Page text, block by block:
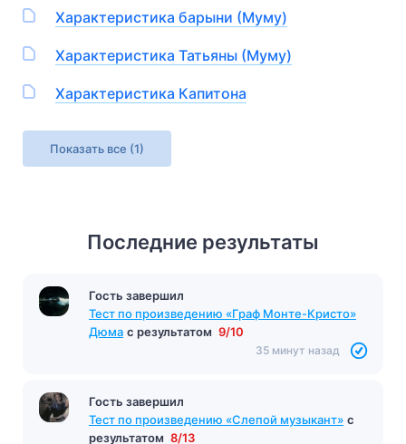
Характеристика барыни (Муму)
Характеристика Татьяны (Муму)
Характеристика Капитона
Показать все (1)
Последние результаты
Гость завершил
Тест по стихотворению «Восшествие
Елизаветы. Ода» Ломоносова
Гость завершил
Тест по произведению «Граф Монте-Кристо»